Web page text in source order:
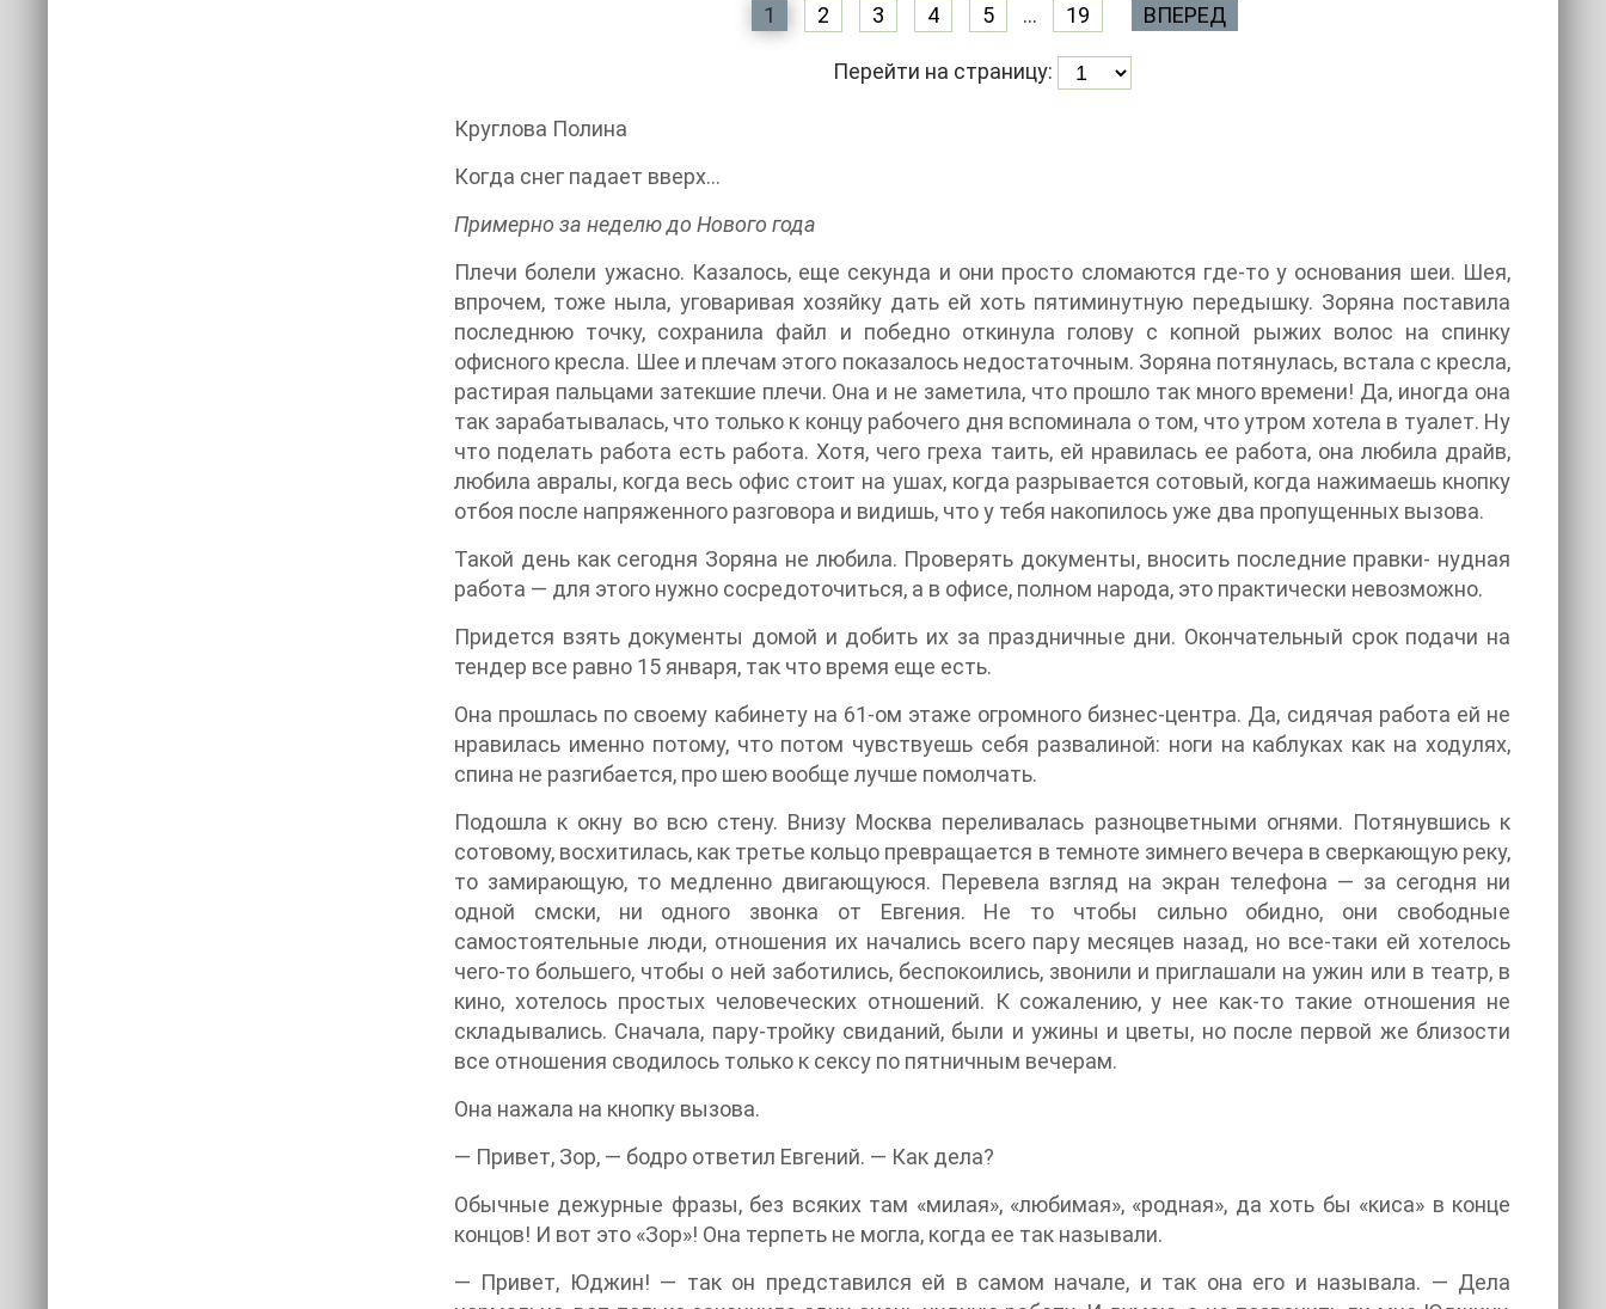
1 2 3 4 5 ... 19 ВПЕРЕД
Перейти на страницу:
Круглова Полина
Когда снег падает вверх…
Примерно за неделю до Нового года
Плечи болели ужасно. Казалось, еще секунда и они просто сломаются где-то у основания шеи. Шея,
впрочем, тоже ныла, уговаривая хозяйку дать ей хоть пятиминутную передышку. Зоряна поставила
последнюю точку, сохранила файл и победно откинула голову с копной рыжих волос на спинку
офисного кресла. Шее и плечам этого показалось недостаточным. Зоряна потянулась, встала с кресла,
растирая пальцами затекшие плечи. Она и не заметила, что прошло так много времени! Да, иногда она
так зарабатывалась, что только к концу рабочего дня вспоминала о том, что утром хотела в туалет. Ну
что поделать работа есть работа. Хотя, чего греха таить, ей нравилась ее работа, она любила драйв,
любила авралы, когда весь офис стоит на ушах, когда разрывается сотовый, когда нажимаешь кнопку
отбоя после напряженного разговора и видишь, что у тебя накопилось уже два пропущенных вызова.
Такой день как сегодня Зоряна не любила. Проверять документы, вносить последние правки- нудная
работа — для этого нужно сосредоточиться, а в офисе, полном народа, это практически невозможно.
Придется взять документы домой и добить их за праздничные дни. Окончательный срок подачи на
тендер все равно 15 января, так что время еще есть.
Она прошлась по своему кабинету на 61-ом этаже огромного бизнес-центра. Да, сидячая работа ей не
нравилась именно потому, что потом чувствуешь себя развалиной: ноги на каблуках как на ходулях,
спина не разгибается, про шею вообще лучше помолчать.
Подошла к окну во всю стену. Внизу Москва переливалась разноцветными огнями. Потянувшись к
сотовому, восхитилась, как третье кольцо превращается в темноте зимнего вечера в сверкающую реку,
то замирающую, то медленно двигающуюся. Перевела взгляд на экран телефона — за сегодня ни
одной смски, ни одного звонка от Евгения. Не то чтобы сильно обидно, они свободные
самостоятельные люди, отношения их начались всего пару месяцев назад, но все-таки ей хотелось
чего-то большего, чтобы о ней заботились, беспокоились, звонили и приглашали на ужин или в театр, в
кино, хотелось простых человеческих отношений. К сожалению, у нее как-то такие отношения не
складывались. Сначала, пару-тройку свиданий, были и ужины и цветы, но после первой же близости
все отношения сводилось только к сексу по пятничным вечерам.
Она нажала на кнопку вызова.
— Привет, Зор, — бодро ответил Евгений. — Как дела?
Обычные дежурные фразы, без всяких там «милая», «любимая», «родная», да хоть бы «киса» в конце
концов! И вот это «Зор»! Она терпеть не могла, когда ее так называли.
— Привет, Юджин! — так он представился ей в самом начале, и так она его и называла. — Дела